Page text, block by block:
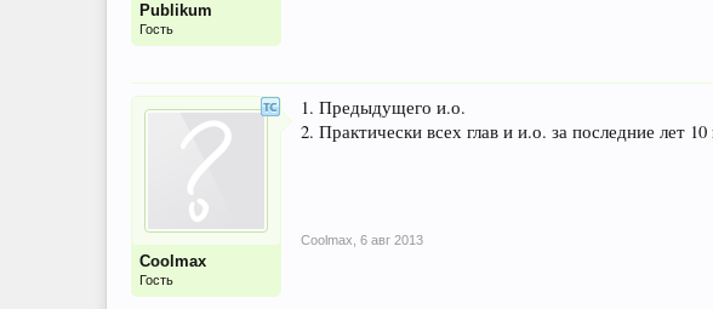
Publikum
Гость
Coolmax
Гость
1. Предыдущего и.о.
2. Практически всех глав и и.о. за последние лет 10
Coolmax 6 авг 2013